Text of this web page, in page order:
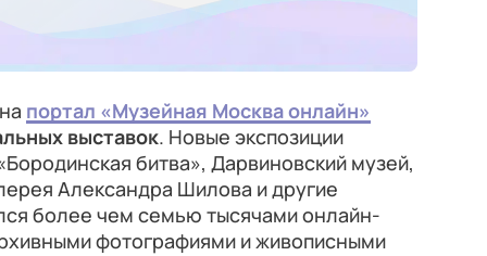
портал «Музейная Москва онлайн»
выставок. Новые экспозиции
битва», Дарвиновский музей,
Александра Шилова и другие
более чем семью тысячами онлайн-
фотографиями и живописными